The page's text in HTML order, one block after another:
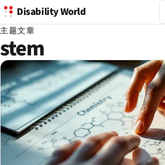
Disability World
主题文章
stem